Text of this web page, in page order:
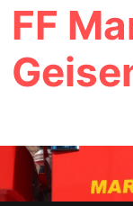
Zum
Inhalt
springen
FF